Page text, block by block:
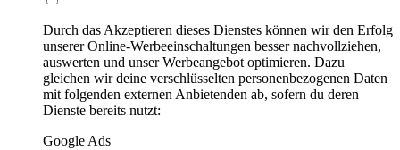
Durch das Akzeptieren dieses Dienstes können wir den Erfolg
unserer Online-Werbeeinschaltungen besser nachvollziehen,
auswerten und unser Werbeangebot optimieren. Dazu
gleichen wir deine verschlüsselten personenbezogenen Daten
mit folgenden externen Anbietenden ab, sofern du deren
Dienste bereits nutzt:
Google Ads